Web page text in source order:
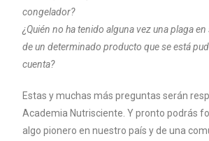
congelador?
¿Quién no ha tenido alguna vez una plaga
de un determinado producto que se está
cuenta?
Estas y muchas más preguntas serán
Academia Nutrisciente. Y pronto podrás
algo pionero en nuestro país y de una